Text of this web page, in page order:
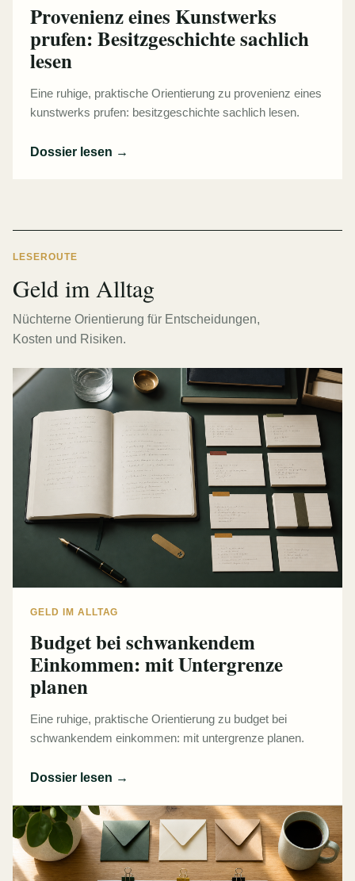
Provenienz eines Kunstwerks
prufen: Besitzgeschichte sachlich
lesen
Eine ruhige, praktische Orientierung zu provenienz eines
kunstwerks prufen: besitzgeschichte sachlich lesen.
Dossier lesen →
LESEROUTE
Geld im Alltag
Nüchterne Orientierung für Entscheidungen,
Kosten und Risiken.
GELD IM ALLTAG
Budget bei schwankendem
Einkommen: mit Untergrenze
planen
Eine ruhige, praktische Orientierung zu budget bei
schwankendem einkommen: mit untergrenze planen.
Dossier lesen →